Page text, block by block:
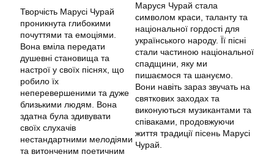
Творчість Марусі Чурай
проникнута глибокими
почуттями та емоціями.
Вона вміла передати
душевні становища та
настрої у своїх піснях, що
робило їх
неперевершеними та дуже
близькими людям. Вона
здатна була здивувати
своїх слухачів
нестандартними мелодіями
та витонченим поетичним
Маруся Чурай стала
символом краси, таланту та
національної гордості для
українського народу. Її пісні
стали частиною національної
спадщини, яку ми
пишаємося та шануємо.
Вони навіть зараз звучать на
святкових заходах та
виконуються музикантами та
співаками, продовжуючи
життя традиції пісень Марусі
Чурай.